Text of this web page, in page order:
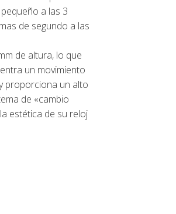
a las 3
de segundo a las
de altura, lo que
un movimiento
proporciona un alto
de «cambio
estética de su reloj